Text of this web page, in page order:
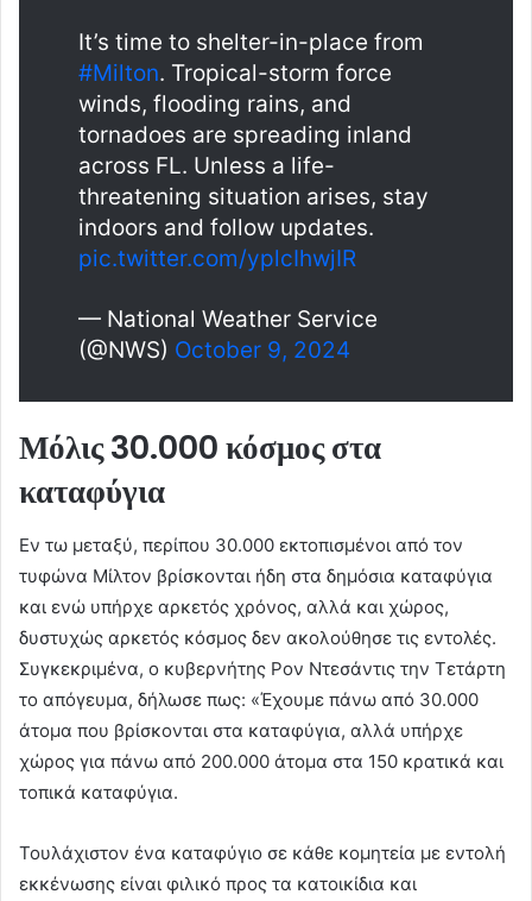
It’s time to shelter-in-place from
#Milton. Tropical-storm force
winds, flooding rains, and
tornadoes are spreading inland
across FL. Unless a life-
threatening situation arises, stay
indoors and follow updates.
pic.twitter.com/yplcIhwjIR
— National Weather Service
(@NWS) October 9, 2024
Μόλις 30.000 κόσμος στα
καταφύγια
Εν τω μεταξύ, περίπου 30.000 εκτοπισμένοι από τον
τυφώνα Μίλτον βρίσκονται ήδη στα δημόσια καταφύγια
και ενώ υπήρχε αρκετός χρόνος, αλλά και χώρος,
δυστυχώς αρκετός κόσμος δεν ακολούθησε τις εντολές.
Συγκεκριμένα, ο κυβερνήτης Ρον Ντεσάντις την Τετάρτη
το απόγευμα, δήλωσε πως: «Έχουμε πάνω από 30.000
άτομα που βρίσκονται στα καταφύγια, αλλά υπήρχε
χώρος για πάνω από 200.000 άτομα στα 150 κρατικά και
τοπικά καταφύγια.
Τουλάχιστον ένα καταφύγιο σε κάθε κομητεία με εντολή
εκκένωσης είναι φιλικό προς τα κατοικίδια και